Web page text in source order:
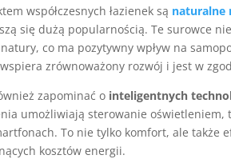
współczesnych łazienek są naturalne
się dużą popularnością. Te surowce
co ma pozytywny wpływ na
zrównoważony rozwój i jest w
zapominać o inteligentnych
umożliwiają sterowanie
To nie tylko komfort, ale także
kosztów energii.